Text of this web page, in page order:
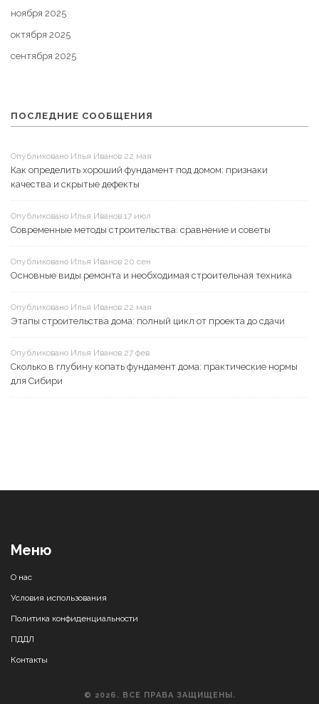
ноября 2025
октября 2025
сентября 2025
ПОСЛЕДНИЕ СООБЩЕНИЯ
Опубликовано Илья Иванов 22 мая
Как определить хороший фундамент под домом: признаки
качества и скрытые дефекты
Опубликовано Илья Иванов 17 июл
Современные методы строительства: сравнение и советы
Опубликовано Илья Иванов 20 сен
Основные виды ремонта и необходимая строительная техника
Опубликовано Илья Иванов 22 мая
Этапы строительства дома: полный цикл от проекта до сдачи
Опубликовано Илья Иванов 27 фев
Сколько в глубину копать фундамент дома: практические нормы
для Сибири
Меню
О нас
Условия использования
Политика конфиденциальности
ПДДЛ
Контакты
© 2026. ВСЕ ПРАВА ЗАЩИЩЕНЫ.